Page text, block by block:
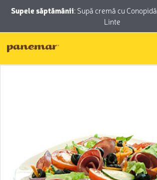
Supele săptămânii:Supă cremă cu Conopidă
Linte